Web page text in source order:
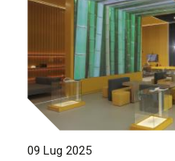
09 Lug 2025